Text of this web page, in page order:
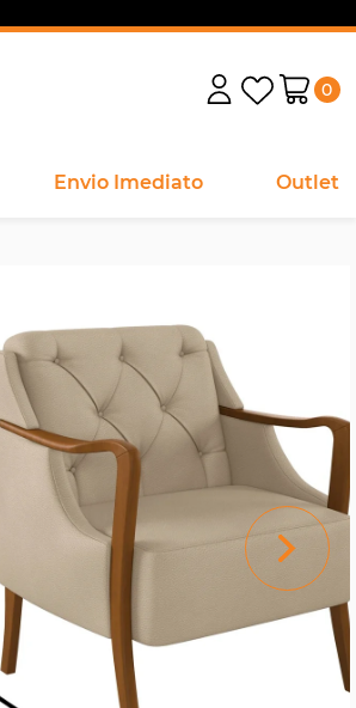
0
Envio Imediato Outlet